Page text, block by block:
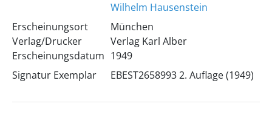
Wilhelm Hausenstein
Erscheinungsort
Verlag/Drucker
Erscheinungsdatum
München
Verlag Karl Alber
1949
Signatur Exemplar
EBEST2658993 2. Auflage (1949)